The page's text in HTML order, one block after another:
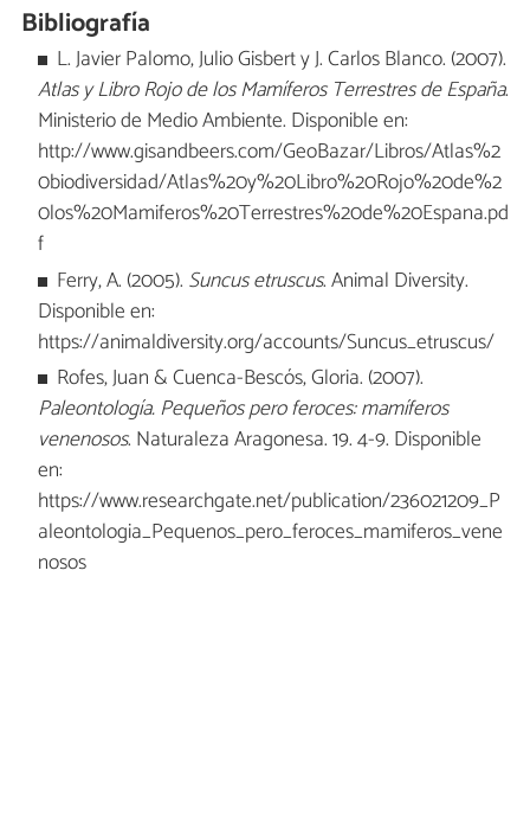
Bibliografía
L. Javier Palomo, Julio Gisbert y J. Carlos Blanco. (2007).
Atlas y Libro Rojo de los Mamíferos Terrestres de España.
Ministerio de Medio Ambiente. Disponible en:
http://www.gisandbeers.com/GeoBazar/Libros/Atlas%2
0biodiversidad/Atlas%20y%20Libro%20Rojo%20de%2
0los%20Mamiferos%20Terrestres%20de%20Espana.pd
f
Ferry, A. (2005). Suncus etruscus. Animal Diversity.
Disponible en:
https://animaldiversity.org/accounts/Suncus_etruscus/
Rofes, Juan & Cuenca-Bescós, Gloria. (2007).
Paleontología. Pequeños pero feroces: mamíferos
venenosos. Naturaleza Aragonesa. 19. 4-9. Disponible
en:
https://www.researchgate.net/publication/236021209_P
aleontologia_Pequenos_pero_feroces_mamiferos_vene
nosos